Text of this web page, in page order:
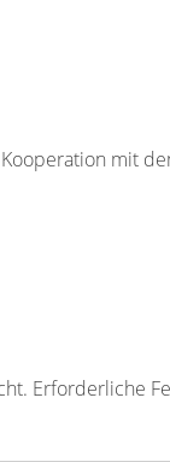
mit
Erforderliche